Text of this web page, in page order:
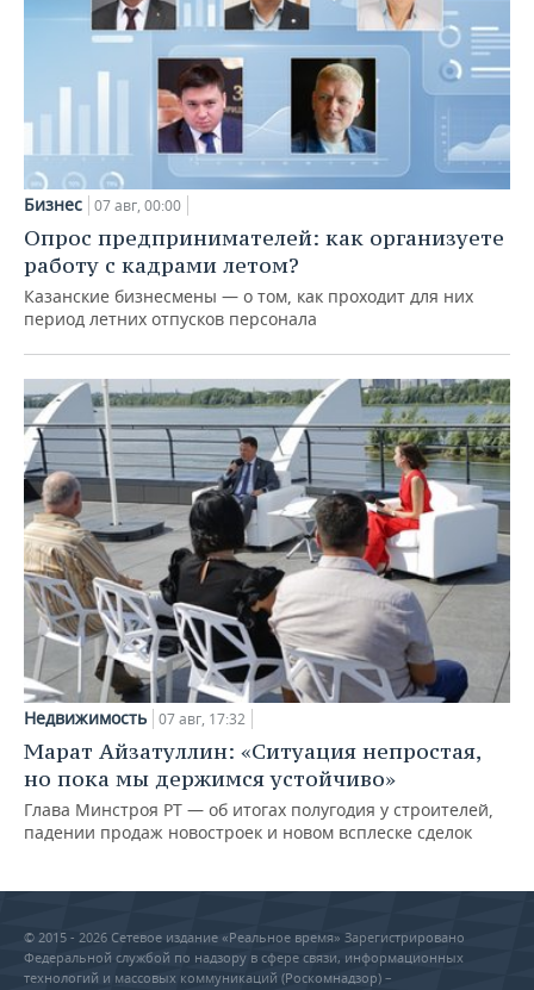
Бизнес 07 авг, 00:00
Опрос предпринимателей: как организуете
работу с кадрами летом?
Казанские бизнесмены — о том, как проходит для них
период летних отпусков персонала
Недвижимость 07 авг, 17:32
Марат Айзатуллин: «Ситуация непростая,
но пока мы держимся устойчиво»
Глава Минстроя РТ — об итогах полугодия у строителей,
падении продаж новостроек и новом всплеске сделок
© 2015 - 2026 Сетевое издание «Реальное время» Зарегистрировано
Федеральной службой по надзору в сфере связи, информационных
технологий и массовых коммуникаций (Роскомнадзор) –